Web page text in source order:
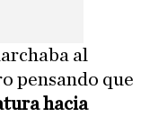
al
pensando que
hacia